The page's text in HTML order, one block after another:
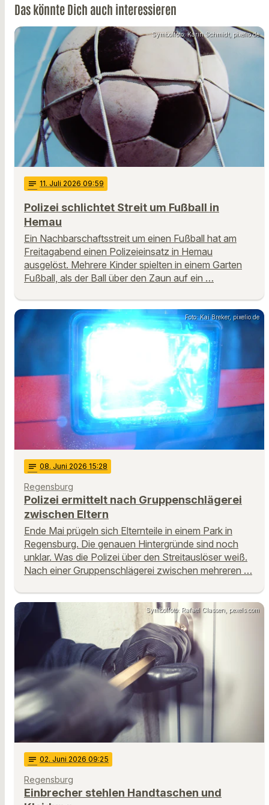
Das könnte Dich auch interessieren
Symbolfoto: Karin Schmidt, pixelio.de
notes 11. Juli 2026 09:59
Polizei schlichtet Streit um Fußball in
Hemau
Ein Nachbarschaftsstreit um einen Fußball hat am
Freitagabend einen Polizeieinsatz in Hemau
ausgelöst. Mehrere Kinder spielten in einem Garten
Fußball, als der Ball über den Zaun auf ein …
Foto: Kai Breker, pixelio.de
notes 08. Juni 2026 15:28
Regensburg
Polizei ermittelt nach Gruppenschlägerei
zwischen Eltern
Ende Mai prügeln sich Elternteile in einem Park in
Regensburg. Die genauen Hintergründe sind noch
unklar. Was die Polizei über den Streitauslöser weiß.
Nach einer Gruppenschlägerei zwischen mehreren …
Symbolfoto: Rafael Classen, pexels.com
notes 02. Juni 2026 09:25
Regensburg
Einbrecher stehlen Handtaschen und